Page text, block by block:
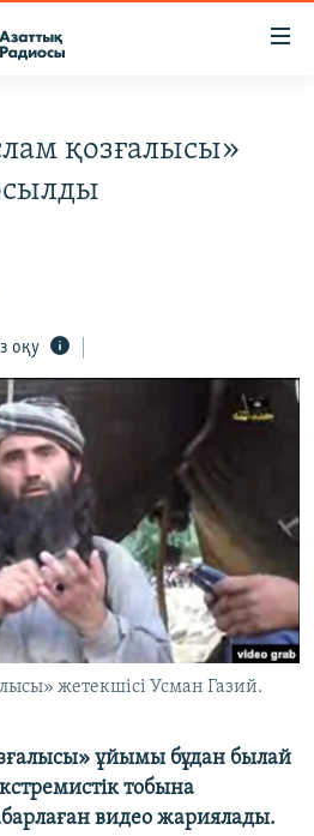
қозғалысы»
оқу
жетекшісі Усман Газий.
ұйымы бұдан былай
тобына
видео жариялады.